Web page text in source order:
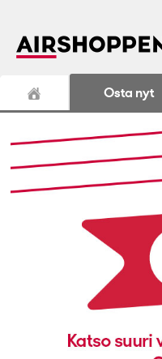
Osta nyt